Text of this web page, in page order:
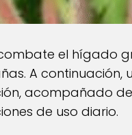
el hígado
A continuación,
acompañado
de uso diario.